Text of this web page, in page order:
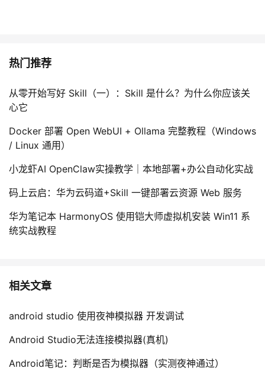
热门推荐
从零开始写好 Skill（一）：Skill 是什么？为什么你应该关
心它
Docker 部署 Open WebUI + Ollama 完整教程（Windows
/ Linux 通用）
小龙虾AI OpenClaw实操教学｜本地部署+办公自动化实战
码上云启：华为云码道+Skill 一键部署云资源 Web 服务
华为笔记本 HarmonyOS 使用铠大师虚拟机安装 Win11 系
统实战教程
相关文章
android studio 使用夜神模拟器 开发调试
Android Studio无法连接模拟器(真机)
Android笔记：判断是否为模拟器（实测夜神通过）